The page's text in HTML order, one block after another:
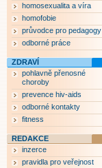
homosexualita a víra
homofobie
průvodce pro pedagogy
odborné práce
ZDRAVÍ
pohlavně přenosné
choroby
prevence hiv-aids
odborné kontakty
fitness
REDAKCE
inzerce
pravidla pro veřejnost